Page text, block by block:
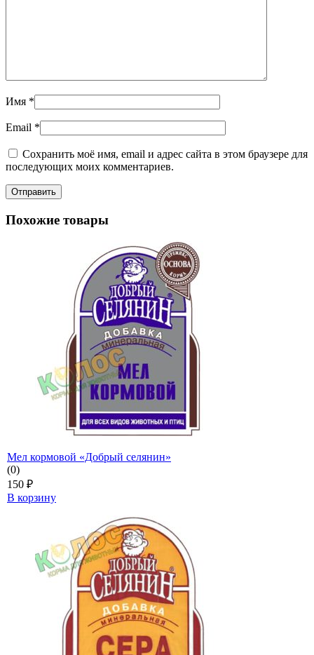
Имя *
Email *
Сохранить моё имя, email и адрес сайта в этом браузере для
последующих моих комментариев.
Похожие товары
Мел кормовой «Добрый селянин»
(0)
150 ₽
В корзину